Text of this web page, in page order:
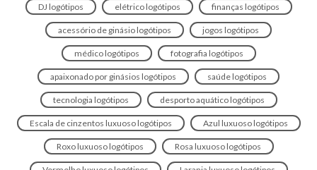
DJ logótipos elétrico logótipos finanças logótipos
acessório de ginásio logótipos jogos logótipos
médico logótipos fotografia logótipos
apaixonado por ginásios logótipos saúde logótipos
tecnologia logótipos desporto aquático logótipos
Escala de cinzentos luxuoso logótipos Azul luxuoso logótipos
Roxo luxuoso logótipos Rosa luxuoso logótipos